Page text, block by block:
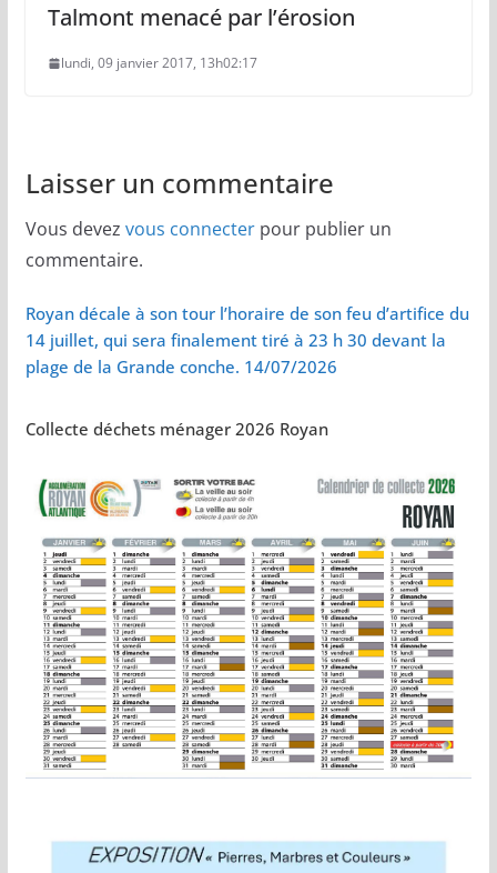
Talmont menacé par l’érosion
lundi, 09 janvier 2017, 13h02:17
Laisser un commentaire
Vous devez vous connecterpour publier un
commentaire.
Royan décale à son tour l’horaire de son feu d’artifice du
14 juillet, qui sera finalement tiré à 23 h 30 devant la
plage de la Grande conche. 14/07/2026
Collecte déchets ménager 2026 Royan